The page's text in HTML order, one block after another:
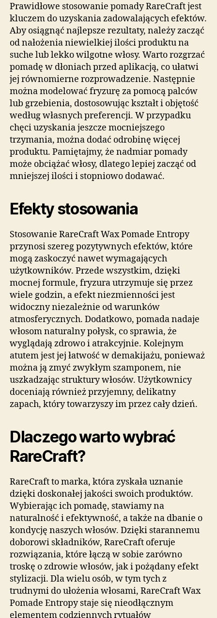
Prawidłowe stosowanie pomady RareCraft jest
kluczem do uzyskania zadowalających efektów.
Aby osiągnąć najlepsze rezultaty, należy zacząć
od nałożenia niewielkiej ilości produktu na
suche lub lekko wilgotne włosy. Warto rozgrzać
pomadę w dłoniach przed aplikacją, co ułatwi
jej równomierne rozprowadzenie. Następnie
można modelować fryzurę za pomocą palców
lub grzebienia, dostosowując kształt i objętość
według własnych preferencji. W przypadku
chęci uzyskania jeszcze mocniejszego
trzymania, można dodać odrobinę więcej
produktu. Pamiętajmy, że nadmiar pomady
może obciążać włosy, dlatego lepiej zacząć od
mniejszej ilości i stopniowo dodawać.
Efekty stosowania
Stosowanie RareCraft Wax Pomade Entropy
przynosi szereg pozytywnych efektów, które
mogą zaskoczyć nawet wymagających
użytkowników. Przede wszystkim, dzięki
mocnej formule, fryzura utrzymuje się przez
wiele godzin, a efekt niezmienności jest
widoczny niezależnie od warunków
atmosferycznych. Dodatkowo, pomada nadaje
włosom naturalny połysk, co sprawia, że
wyglądają zdrowo i atrakcyjnie. Kolejnym
atutem jest jej łatwość w demakijażu, ponieważ
można ją zmyć zwykłym szamponem, nie
uszkadzając struktury włosów. Użytkownicy
doceniają również przyjemny, delikatny
zapach, który towarzyszy im przez cały dzień.
Dlaczego warto wybrać
RareCraft?
RareCraft to marka, która zyskała uznanie
dzięki doskonałej jakości swoich produktów.
Wybierając ich pomadę, stawiamy na
naturalność i efektywność, a także na dbanie o
kondycję naszych włosów. Dzięki starannemu
doborowi składników, RareCraft oferuje
rozwiązania, które łączą w sobie zarówno
troskę o zdrowie włosów, jak i pożądany efekt
stylizacji. Dla wielu osób, w tym tych z
trudnymi do ułożenia włosami, RareCraft Wax
Pomade Entropy staje się nieodłącznym
elementem codziennych rytuałów